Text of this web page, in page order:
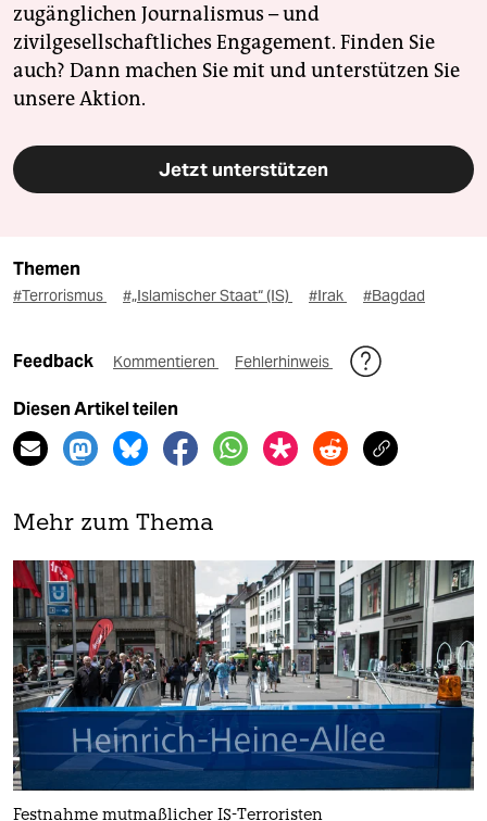
zugänglichen Journalismus – und
zivilgesellschaftliches Engagement. Finden Sie
auch? Dann machen Sie mit und unterstützen Sie
unsere Aktion.
Jetzt unterstützen
Themen
#Terrorismus #„Islamischer Staat“ (IS) #Irak #Bagdad
Feedback Kommentieren Fehlerhinweis
Diesen Artikel teilen
Mehr zum Thema
Festnahme mutmaßlicher IS-Terroristen